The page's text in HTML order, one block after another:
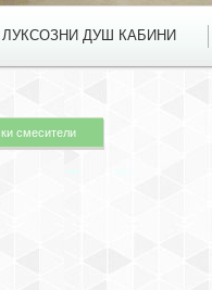
ЛУКСОЗНИ ДУШ КАБИНИ
смесители